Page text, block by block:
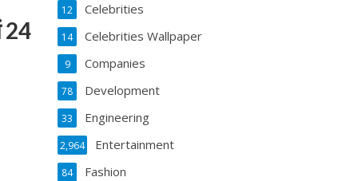
24
Celebrities
12
Celebrities Wallpaper
14
Companies
9
Development
78
Engineering
33
Entertainment
2,964
Fashion
84